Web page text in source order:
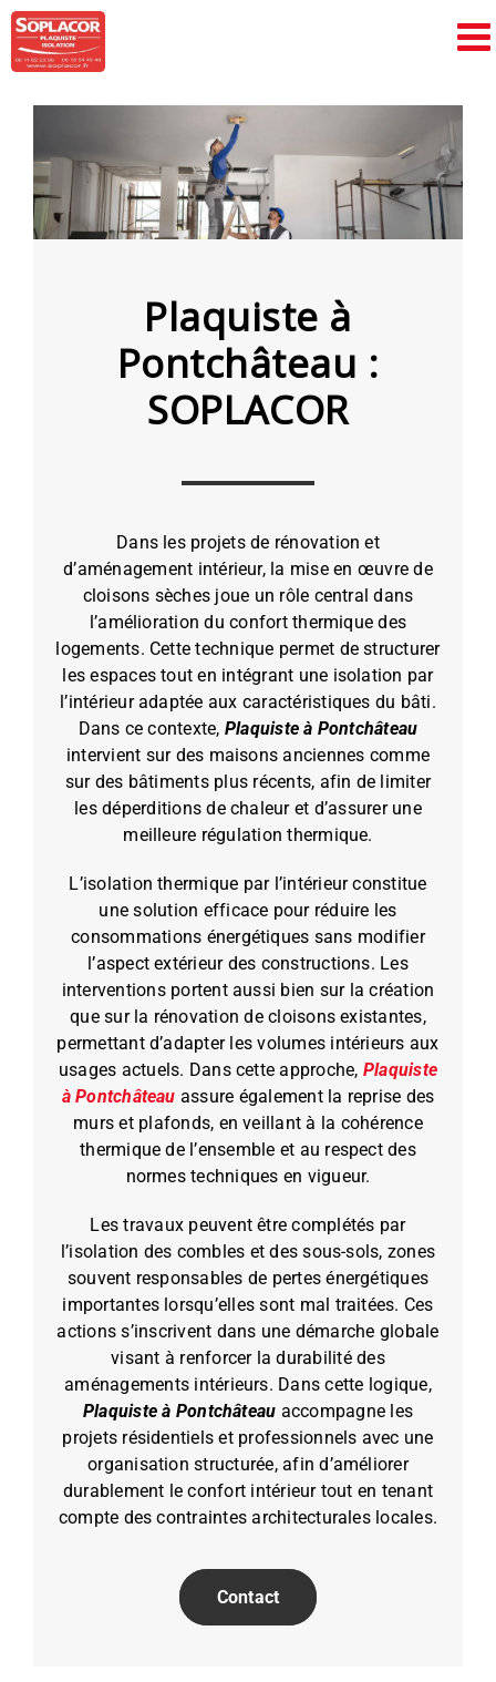
Passer
au
contenu
Plaquiste à
Pontchâteau :
SOPLACOR
Dans les projets de rénovation et
d’aménagement intérieur, la mise en œuvre de
cloisons sèches joue un rôle central dans
l’amélioration du confort thermique des
logements. Cette technique permet de structurer
les espaces tout en intégrant une isolation par
l’intérieur adaptée aux caractéristiques du bâti.
Dans ce contexte, Plaquiste à Pontchâteau
intervient sur des maisons anciennes comme
sur des bâtiments plus récents, afin de limiter
les déperditions de chaleur et d’assurer une
meilleure régulation thermique.
L’isolation thermique par l’intérieur constitue
une solution efficace pour réduire les
consommations énergétiques sans modifier
l’aspect extérieur des constructions. Les
interventions portent aussi bien sur la création
que sur la rénovation de cloisons existantes,
permettant d’adapter les volumes intérieurs aux
usages actuels. Dans cette approche, Plaquiste
à Pontchâteau assure également la reprise des
murs et plafonds, en veillant à la cohérence
thermique de l’ensemble et au respect des
normes techniques en vigueur.
Les travaux peuvent être complétés par
l’isolation des combles et des sous-sols, zones
souvent responsables de pertes énergétiques
importantes lorsqu’elles sont mal traitées. Ces
actions s’inscrivent dans une démarche globale
visant à renforcer la durabilité des
aménagements intérieurs. Dans cette logique,
Plaquiste à Pontchâteau accompagne les
projets résidentiels et professionnels avec une
organisation structurée, afin d’améliorer
durablement le confort intérieur tout en tenant
compte des contraintes architecturales locales.
Contact